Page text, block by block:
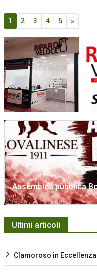
1 2 3 4 5 »
Assemblea pubblica
Ultimi articoli
Clamoroso in